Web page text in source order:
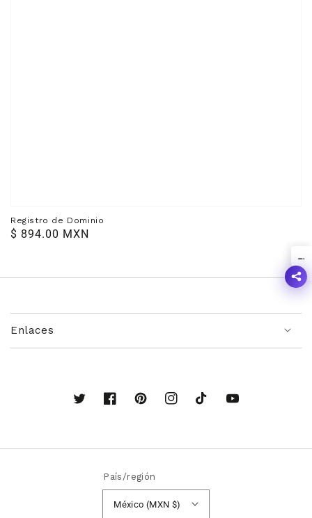
Registro de Dominio
Precio
$ 894.00 MXN
Enlaces
TwitterFacebookPinterestInstagramTikTok YouTube
País/región
México (MXN $)
!